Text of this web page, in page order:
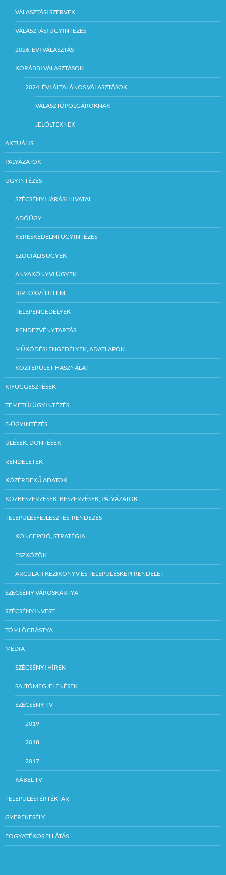
VÁLASZTÁSI SZERVEK
VÁLASZTÁSI ÜGYINTÉZÉS
2026. ÉVI VÁLASZTÁS
KORÁBBI VÁLASZTÁSOK
2024. ÉVI ÁLTALÁNOS VÁLASZTÁSOK
VÁLASZTÓPOLGÁROKNAK
JELÖLTEKNEK
AKTUÁLIS
PÁLYÁZATOK
ÜGYINTÉZÉS
SZÉCSÉNYI JÁRÁSI HIVATAL
ADÓÜGY
KERESKEDELMI ÜGYINTÉZÉS
SZOCIÁLIS ÜGYEK
ANYAKÖNYVI ÜGYEK
BIRTOKVÉDELEM
TELEPENGEDÉLYEK
RENDEZVÉNYTARTÁS
MŰKÖDÉSI ENGEDÉLYEK, ADATLAPOK
KÖZTERÜLET-HASZNÁLAT
KIFÜGGESZTÉSEK
TEMETŐI ÜGYINTÉZÉS
E-ÜGYINTÉZÉS
ÜLÉSEK, DÖNTÉSEK
RENDELETEK
KÖZÉRDEKŰ ADATOK
KÖZBESZERZÉSEK, BESZERZÉSEK, PÁLYÁZATOK
TELEPÜLÉSFEJLESZTÉS, RENDEZÉS
KONCEPCIÓ, STRATÉGIA
ESZKÖZÖK
ARCULATI KÉZIKÖNYV ÉS TELEPÜLÉSKÉPI RENDELET
SZÉCSÉNY VÁROSKÁRTYA
SZÉCSÉNYINVEST
TÖMLÖCBÁSTYA
MÉDIA
SZÉCSÉNYI HÍREK
SAJTÓMEGJELENÉSEK
SZÉCSÉNY TV
2019
2018
2017
KÁBEL TV
TELEPÜLÉSI ÉRTÉKTÁR
GYEREKESÉLY
FOGYATÉKOS ELLÁTÁS